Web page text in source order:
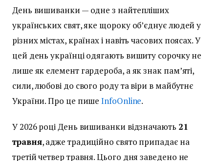
День вишиванки — одне з найтепліших
українських свят, яке щороку об’єднує людей у
різних містах, країнах і навіть часових поясах. У
цей день українці одягають вишиту сорочку не
лише як елемент гардероба, а як знак пам’яті,
сили, любові до свого роду та віри в майбутнє
України. Про це пишеInfoOnline.
У 2026 році День вишиванки відзначають 21
травня, адже традиційно свято припадає на
третій четвер травня. Цього дня заведено не